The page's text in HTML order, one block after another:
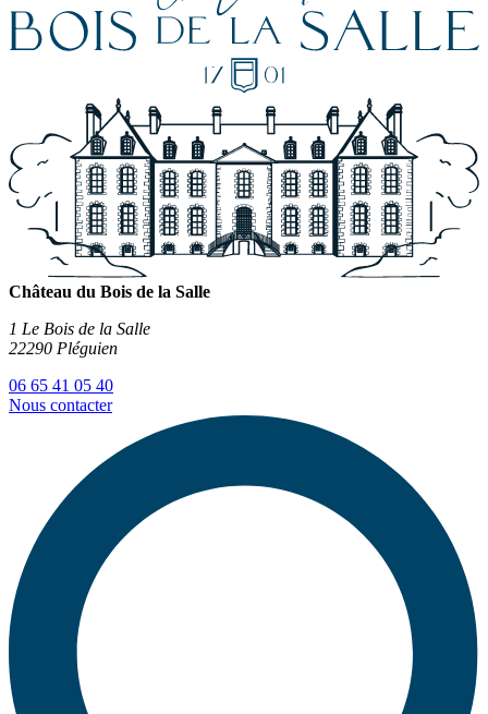
Château du Bois de la Salle
1 Le Bois de la Salle
22290 Pléguien
06 65 41 05 40
Nous contacter